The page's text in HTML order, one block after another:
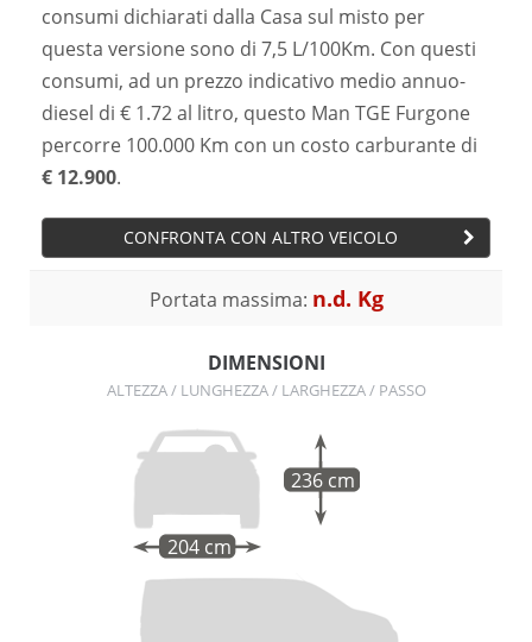
consumi dichiarati dalla Casa sul misto per
questa versione sono di 7,5 L/100Km. Con questi
consumi, ad un prezzo indicativo medio annuo-
diesel di € 1.72 al litro, questo Man TGE Furgone
percorre 100.000 Km con un costo carburante di
€ 12.900.
CONFRONTA CON ALTRO VEICOLO
Portata massima: n.d. Kg
DIMENSIONI
ALTEZZA / LUNGHEZZA / LARGHEZZA / PASSO
204 cm
236 cm